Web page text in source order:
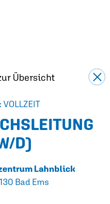
Übersicht
VOLLZEIT
D)
Lahnblick
Bad Ems